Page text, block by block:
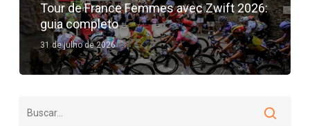
Tour de France Femmes avec Zwift 2026:
guia completo
31 de julho de 2026